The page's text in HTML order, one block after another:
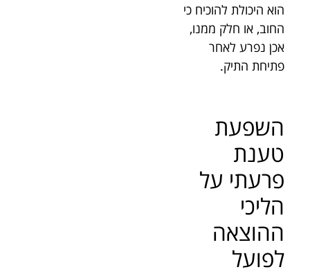
הוא היכולת להוכיח כי
החוב, או חלק ממנו,
אכן נפרע לאחר
פתיחת התיק.
השפעת
טענת
פרעתי על
הליכי
ההוצאה
לפועל